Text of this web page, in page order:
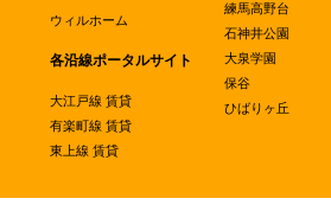
ウィルホーム
各沿線ポータルサイト
大江戸線 賃貸
有楽町線 賃貸
東上線 賃貸
練馬高野台
石神井公園
大泉学園
保谷
ひばりヶ丘